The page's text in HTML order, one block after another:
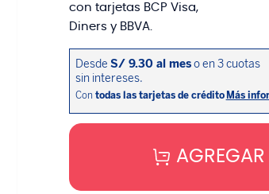
con tarjetas BCP Visa,
Diners y BBVA.